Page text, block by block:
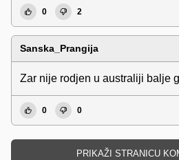
0 2
Sanska_Prangija
Zar nije rodjen u australiji balje
0 0
PRIKAŽI STRANICU